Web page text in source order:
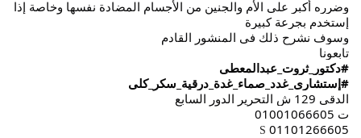
وضرره أكبر على الأم والجنين من الأجسام المضادة نفسها وخاصة إذا
إستخدم بجرعة كبيرة
وسوف نشرح ذلك فى المنشور القادم
تابعونا
#دكتور_ثروت_عبدالمعطى
#إستشارى_غدد_صماء_غدة_درقية_سكر_كلى
الدقى 129 ش التحرير الدور السابع
ت 01001066605
01101266605
S